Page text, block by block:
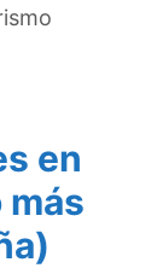
en